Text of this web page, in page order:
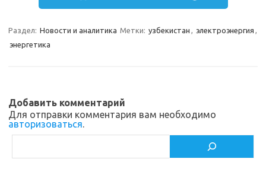
gr
a
m
o
kl
i
b
o
р
а
ь
Раздел: Новости и аналитика Метки: узбекистан , электроэнергия ,
энергетика
Добавить комментарий
Для отправки комментария вам необходимо
авторизоваться.